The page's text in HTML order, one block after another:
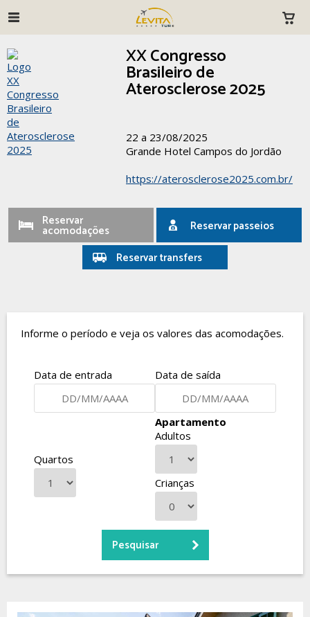
XX Congresso
Brasileiro de
Aterosclerose 2025
22 a 23/08/2025
Grande Hotel Campos do Jordão
https://aterosclerose2025.com.br/
Reservar
acomodações
Reservar passeios
Reservar transfers
Informe o período e veja os valores das acomodações.
Data de entrada Data de saída
Quartos
Apartamento
Adultos
Crianças